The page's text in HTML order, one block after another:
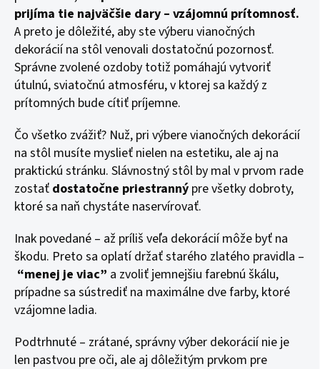
prijíma tie najväčšie dary – vzájomnú prítomnosť.
A preto je dôležité, aby ste výberu vianočných
dekorácií na stôl venovali dostatočnú pozornosť.
Správne zvolené ozdoby totiž pomáhajú vytvoriť
útulnú, sviatočnú atmosféru, v ktorej sa každý z
prítomných bude cítiť príjemne.
Čo všetko zvážiť? Nuž, pri výbere vianočných dekorácií
na stôl musíte myslieť nielen na estetiku, ale aj na
praktickú stránku. Slávnostný stôl by mal v prvom rade
zostať dostatočne priestranný pre všetky dobroty,
ktoré sa naň chystáte naservírovať.
Inak povedané – až príliš veľa dekorácií môže byť na
škodu. Preto sa oplatí držať starého zlatého pravidla –
“menej je viac” a zvoliť jemnejšiu farebnú škálu,
prípadne sa sústrediť na maximálne dve farby, ktoré
vzájomne ladia.
Podtrhnuté – zrátané, správny výber dekorácií nie je
len pastvou pre oči, ale aj dôležitým prvkom pre